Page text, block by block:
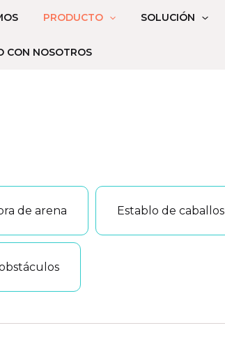
PRODUCTO SOLUCIÓN
CON NOSOTROS
de arena Establo de caballos